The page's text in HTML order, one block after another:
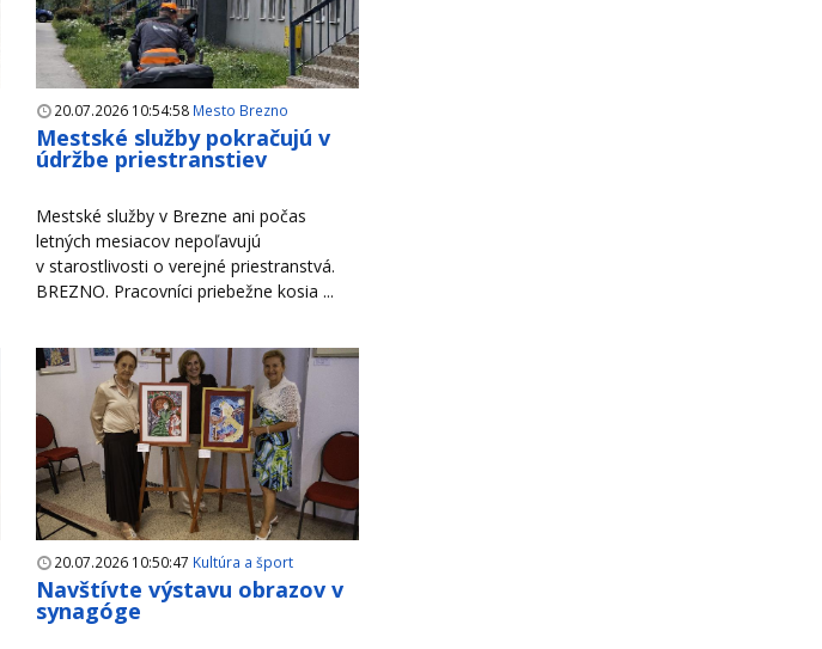
20.07.2026 10:54:58 Mesto Brezno
Mestské služby pokračujú v
údržbe priestranstiev
Mestské služby v Brezne ani počas
letných mesiacov nepoľavujú
v starostlivosti o verejné priestranstvá.
BREZNO. Pracovníci priebežne kosia ...
20.07.2026 10:50:47 Kultúra a šport
Navštívte výstavu obrazov v
synagóge